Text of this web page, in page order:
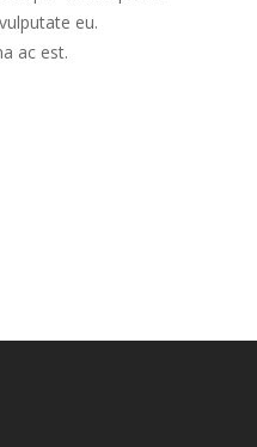
eu.
ac est.